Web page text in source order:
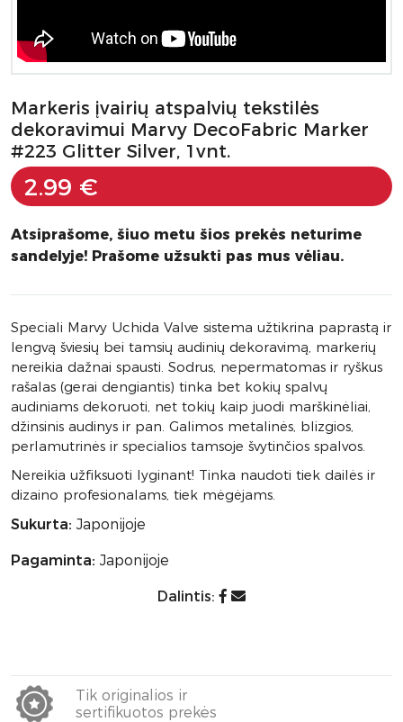
Markeris įvairių atspalvių tekstilės
dekoravimui Marvy DecoFabric Marker
#223 Glitter Silver, 1vnt.
2.99 €
Atsiprašome, šiuo metu šios prekės neturime
sandelyje! Prašome užsukti pas mus vėliau.
Speciali Marvy Uchida Valve sistema užtikrina paprastą ir
lengvą šviesių bei tamsių audinių dekoravimą, markerių
nereikia dažnai spausti. Sodrus, nepermatomas ir ryškus
rašalas (gerai dengiantis) tinka bet kokių spalvų
audiniams dekoruoti, net tokių kaip juodi marškinėliai,
džinsinis audinys ir pan. Galimos metalinės, blizgios,
perlamutrinės ir specialios tamsoje švytinčios spalvos.
Nereikia užfiksuoti lyginant! Tinka naudoti tiek dailės ir
dizaino profesionalams, tiek mėgėjams.
Sukurta: Japonijoje
Pagaminta: Japonijoje
Dalintis:
Tik originalios ir
sertifikuotos prekės